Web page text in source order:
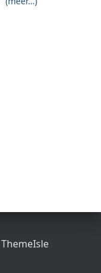
ThemeIsle